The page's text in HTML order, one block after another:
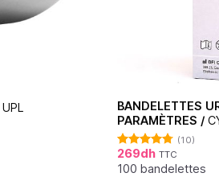
UPL
BANDELETTES
PARAMÈTRES /
Note4.70
sur 5
(10)
269dh TTC
100 bandelettes